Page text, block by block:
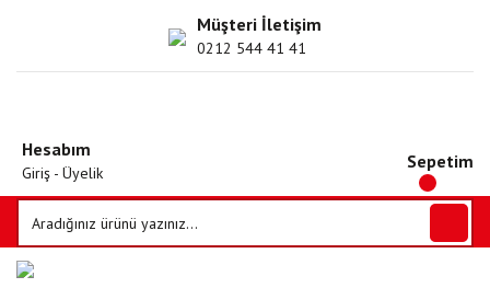
Müşteri İletişim
0212 544 41 41
Hesabım
Giriş - Üyelik
Sepetim